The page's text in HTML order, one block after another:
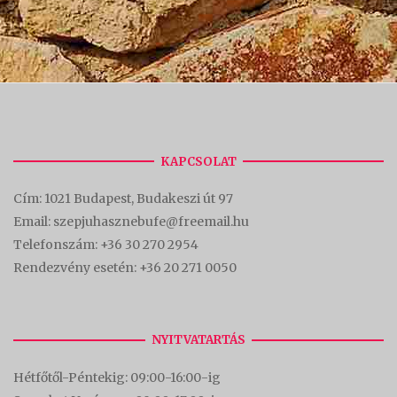
KAPCSOLAT
Cím: 1021 Budapest, Budakeszi út 97
Email: szepjuhasznebufe@freemail.hu
Telefonszám: +36 30 270 2954
Rendezvény esetén: +36 20 271 0050
NYITVATARTÁS
Hétfőtől-Péntekig: 09:00-16:00-ig